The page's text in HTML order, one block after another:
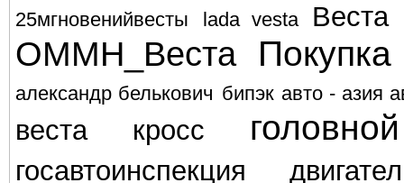
25мгновенийвесты lada vesta
ОММН_Веста
александр белькович бипэк авто - азия
веста кросс
госавтоинспекция